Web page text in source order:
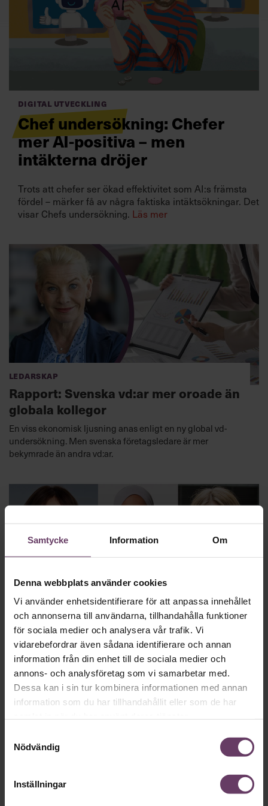
Samtycke Information Om
Denna webbplats använder cookies
Vi använder enhetsidentifierare för att anpassa innehållet
och annonserna till användarna, tillhandahålla funktioner
för sociala medier och analysera vår trafik. Vi
vidarebefordrar även sådana identifierare och annan
information från din enhet till de sociala medier och
annons- och analysföretag som vi samarbetar med.
Dessa kan i sin tur kombinera informationen med annan
information som du har tillhandahållit eller som de har
Nödvändig
Inställningar
Prenumerera
Villkor och policy för
personuppgiftsbehandling
Digital utveckling
Chef undersökning: Chefer
mer AI-positiva – men
intäkterna dröjer
Trots att chefer ser ökad effektivitet som AI:s främsta
fördel – märker få av några faktiska intäktsökningar. Det
visar Chefs undersökning. Läs mer
Ledarskap
Rapport: Svenska vd:ar mer oroade än
globala kollegor
En viss ekonomisk ljusning anas enligt en ny global vd-
undersökning. Men svenska företagsledare är mer
bekymrade än andra vd:ar.
Karriär
Chef synar näringslivets mäktigaste
chefskvinnor 2023
Missa inte vad några av årets mäktigaste chefskvinnor har
sagt i våra intervjuer och artiklar under åren.